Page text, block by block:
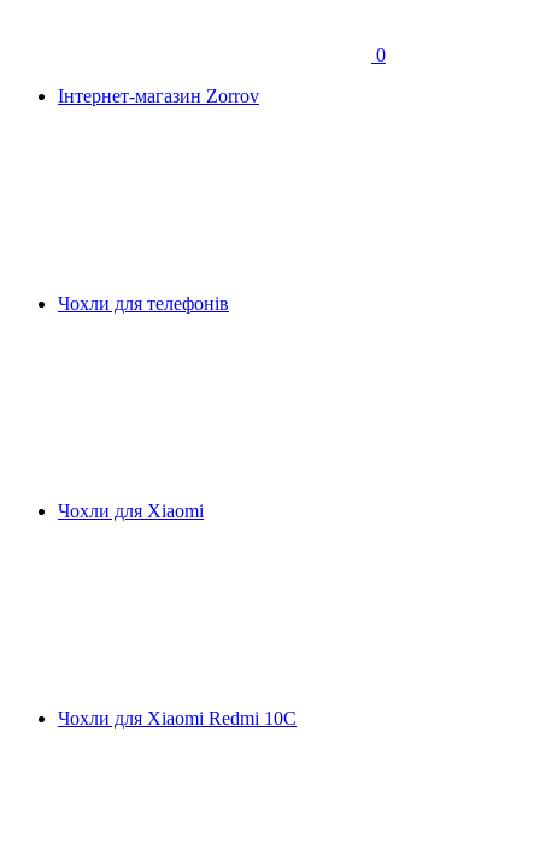
0
Інтернет-магазин Zorrov
Чохли для телефонів
Чохли для Xiaomi
Чохли для Xiaomi Redmi 10C